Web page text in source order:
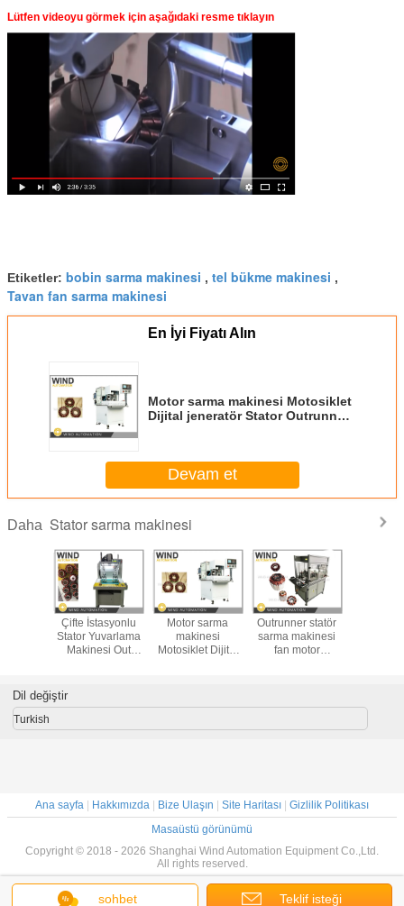
Lütfen videoyu görmek için aşağıdaki resme tıklayın
Etiketler: bobin sarma makinesi , tel bükme makinesi ,
Tavan fan sarma makinesi
En İyi Fiyatı Alın
Motor sarma makinesi Motosiklet
Dijital jeneratör Stator Outrunner
Devam et
Daha Stator sarma makinesi
Çifte İstasyonlu
Stator Yuvarlama
Makinesi Out
Motor sarma
makinesi
Motosiklet Dijital
Outrunner statör
sarma makinesi
fan motor
sohbet Teklif isteği
Dil değiştir
Turkish
Ana sayfa | Hakkımızda | Bize Ulaşın | Site Haritası | Gizlilik Politikası
Masaüstü görünümü
Copyright © 2018 - 2026 Shanghai Wind Automation Equipment Co.,Ltd.
All rights reserved.